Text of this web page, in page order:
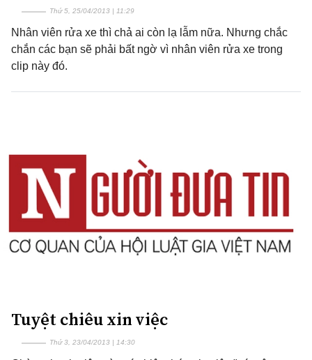
Thứ 5, 25/04/2013 | 11:29
Nhân viên rửa xe thì chả ai còn lạ lẫm nữa. Nhưng chắc
chắn các bạn sẽ phải bất ngờ vì nhân viên rửa xe trong
clip này đó.
Tuyệt chiêu xin việc
Thứ 3, 23/04/2013 | 14:30